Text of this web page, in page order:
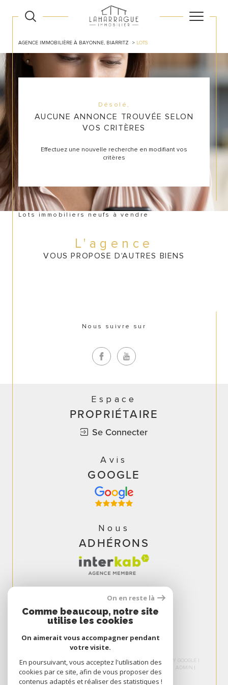
AGENCE IMMOBILIÈRE À BAYONNE, BIARRITZ LOTS
Désolé,
AUCUNE ANNONCE TROUVÉE SELON
VOS CRITÈRES
Effectuez une nouvelle recherche en modifiant vos
critères
Lots immobiliers neufs à vendre
L'agence
VOUS PROPOSE D'AUTRES BIENS
Nous suivre sur
Espace
PROPRIÉTAIRE
Se Connecter
Avis
GOOGLE
Nous
ADHÉRONS
© 2026 | TOUS DROITS RÉSERVÉS | TRADUCTION POWERED BY GOOGLE |
NOS HONORAIRES
PLAN DU SITE
ADMIN
NOS LIENS
POLITIQUE RGPD COOKIES
On en reste là
Comme beaucoup, notre site
utilise les cookies
On aimerait vous accompagner pendant
votre visite.
En poursuivant, vous acceptez l'utilisation des
cookies par ce site, afin de vous proposer des
contenus adaptés et réaliser des statistiques !